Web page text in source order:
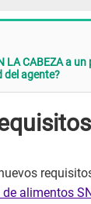
LA CABEZA a
del agente?
alimentos